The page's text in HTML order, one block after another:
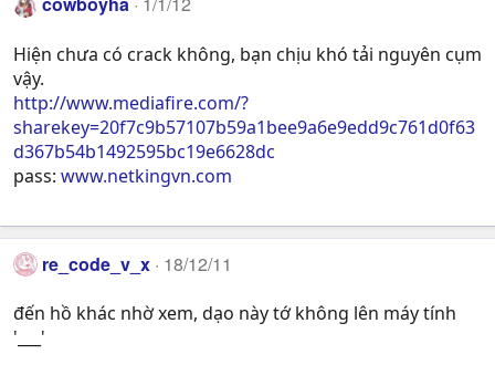
Hiện chưa có crack không, bạn chịu khó tải nguyên cụm
vậy.
http://www.mediafire.com/?
sharekey=20f7c9b57107b59a1bee9a6e9edd9c761d0f63
d367b54b1492595bc19e6628dc
pass: www.netkingvn.com
re_code_v_x 18/12/11
đến hồ khác nhờ xem, dạo này tớ không lên máy tính
'___'